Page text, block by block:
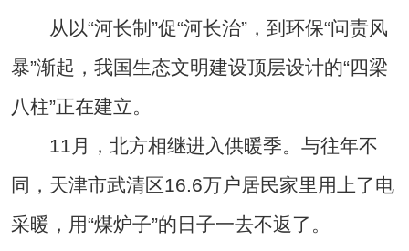
从以“河长制”促“河长治”，到环保“问责风
暴”渐起，我国生态文明建设顶层设计的“四梁
八柱”正在建立。
11月，北方相继进入供暖季。与往年不
同，天津市武清区16.6万户居民家里用上了电
采暖，用“煤炉子”的日子一去不返了。